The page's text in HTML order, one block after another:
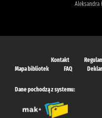
Aleksandra
Kontakt
Mapa bibliotek
FAQ
Dane pochodzą z systemu: